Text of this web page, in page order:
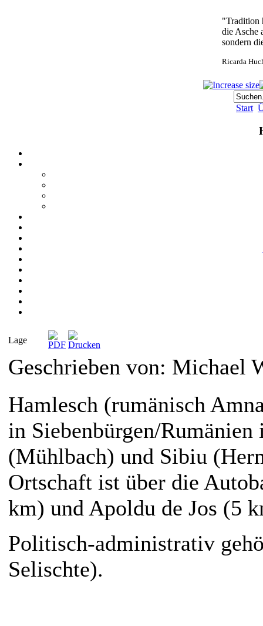
"Tradition
die Asche
sondern
Ricarda
Start
Lage
Geschrieben von: Michael
Hamlesch (rumänisch
in Siebenbürgen/
(Mühlbach) und Sibiu
Ortschaft ist über die
km) und Apoldu de Jos (5
Politisch-administrativ
Selischte).